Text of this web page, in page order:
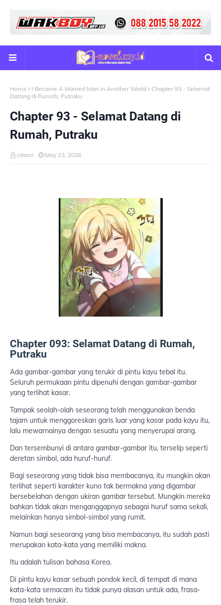
Home I Became A Married Man in Another World
Chapter 93 - Selamat
Datang di Rumah, Putraku
Chapter 93 - Selamat Datang di
Rumah, Putraku
citami May 23, 2026
Chapter 093: Selamat Datang di Rumah,
Putraku
Ada gambar-gambar yang terukir di pintu kayu tebal itu.
Seluruh permukaan pintu dipenuhi dengan gambar-gambar
yang terlihat kasar.
Tampak seolah-olah seseorang telah menggunakan benda
tajam untuk menggoreskan garis luar yang kasar pada kayu itu,
lalu mewarnainya dengan sesuatu yang menyerupai arang.
Dan tersembunyi di antara gambar-gambar itu, terselip seperti
deretan simbol, ada huruf-huruf.
Bagi seseorang yang tidak bisa membacanya, itu mungkin akan
terlihat seperti karakter kuno tak bermakna yang digambar
bersebelahan dengan ukiran gambar tersebut. Mungkin mereka
bahkan tidak akan menganggapnya sebagai huruf sama sekali,
melainkan hanya simbol-simbol yang rumit.
Namun bagi seseorang yang bisa membacanya, itu sudah pasti
merupakan kata-kata yang memiliki makna.
Itu adalah tulisan bahasa Korea.
Di pintu kayu kasar sebuah pondok kecil, di tempat di mana
kata-kata semacam itu tidak punya alasan untuk ada, frasa-
frasa telah terukir.